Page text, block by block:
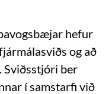
hefur
og að
Sviðsstjóri ber
í samstarfi við